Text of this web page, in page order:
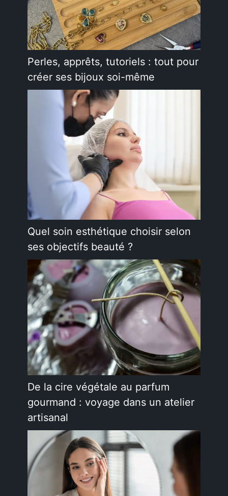
Perles, apprêts, tutoriels : tout pour
créer ses bijoux soi-même
Quel soin esthétique choisir selon
ses objectifs beauté ?
De la cire végétale au parfum
gourmand : voyage dans un atelier
artisanal